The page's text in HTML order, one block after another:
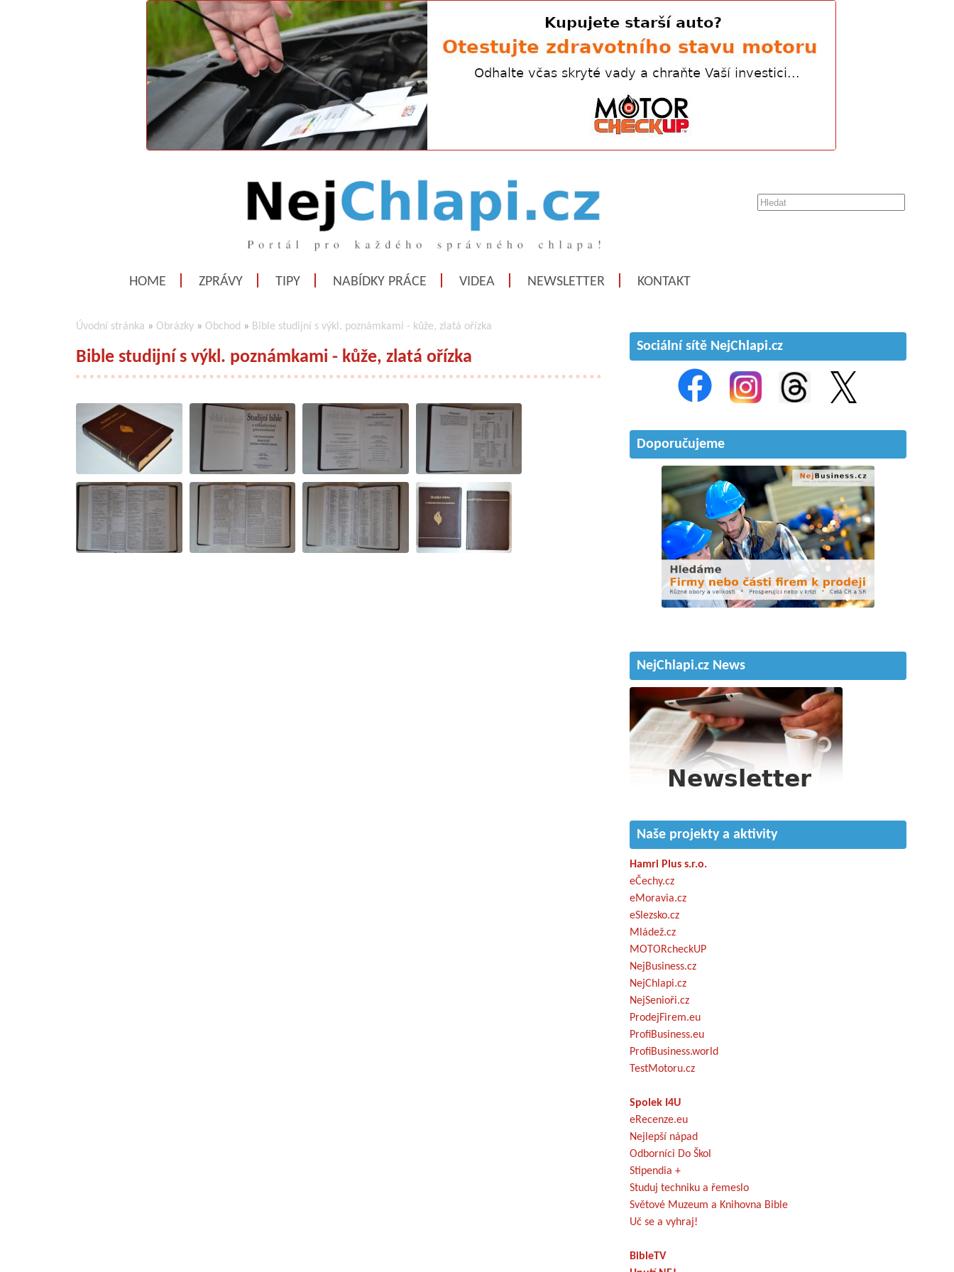
HOME ZPRÁVY TIPY NABÍDKY PRÁCE VIDEA NEWSLETTER KONTAKT
Úvodní stránka » Obrázky » Obchod » Bible studijní s výkl. poznámkami - kůže, zlatá ořízka
Bible studijní s výkl. poznámkami - kůže, zlatá ořízka
Sociální sítě NejChlapi.cz
Doporučujeme
NejChlapi.cz News
Naše projekty a aktivity
Hamri Plus s.r.o.
eČechy.cz
eMoravia.cz
eSlezsko.cz
Mládež.cz
MOTORcheckUP
NejBusiness.cz
NejChlapi.cz
NejSenioři.cz
ProdejFirem.eu
ProfiBusiness.eu
ProfiBusiness.world
TestMotoru.cz
Spolek I4U
eRecenze.eu
Nejlepší nápad
Odborníci Do Škol
Stipendia +
Studuj techniku a řemeslo
Světové Muzeum a Knihovna Bible
Uč se a vyhraj!
BibleTV